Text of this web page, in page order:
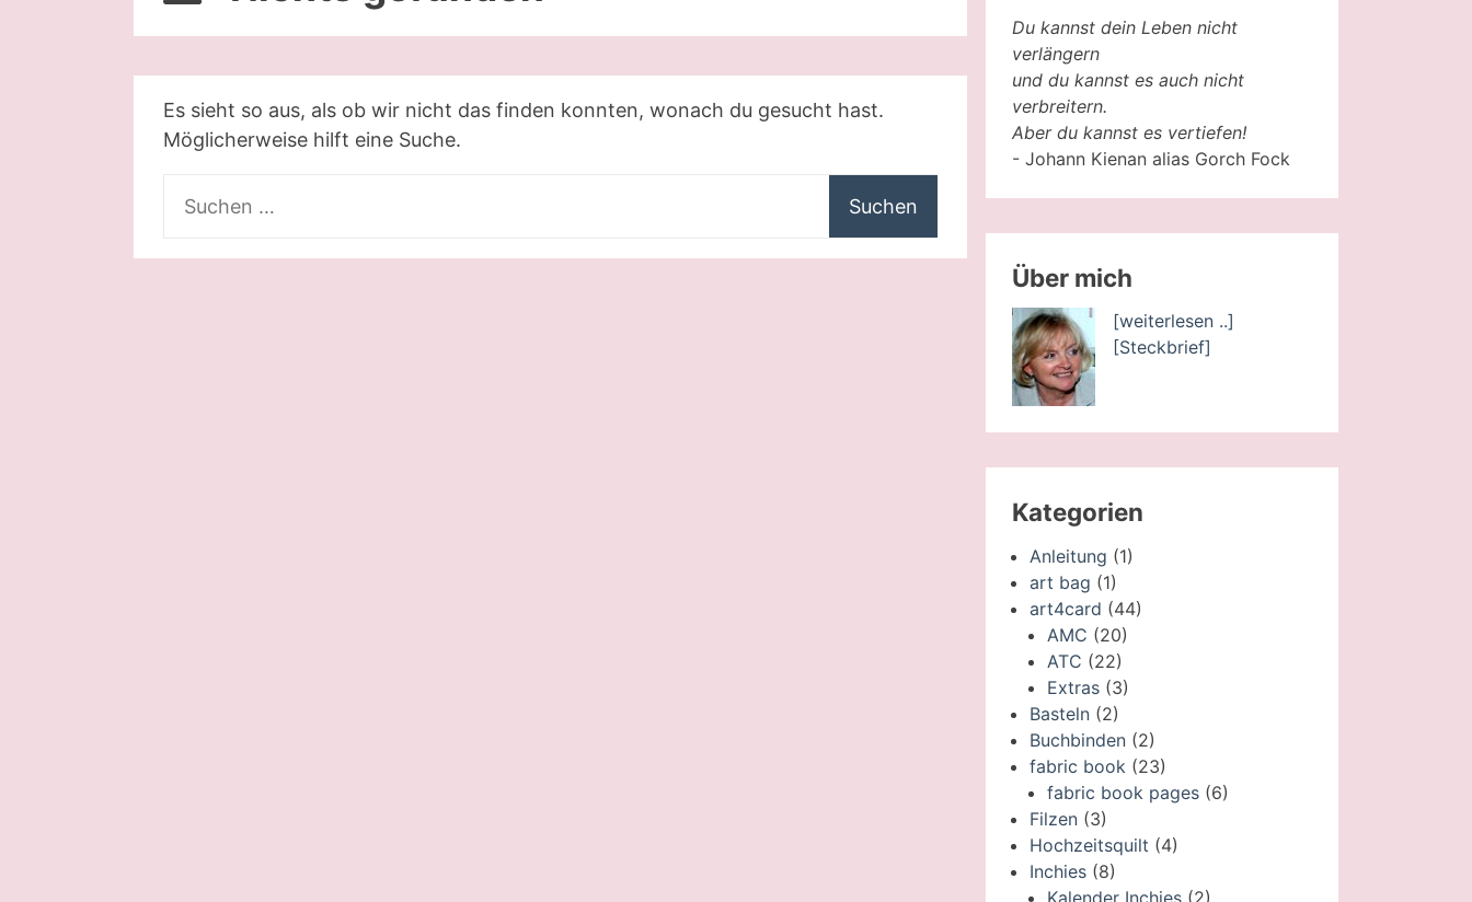
Es sieht so aus, als ob wir nicht das finden konnten, wonach du gesucht hast.
Möglicherweise hilft eine Suche.
nach:
Du kannst dein Leben nicht
verlängern
und du kannst es auch nicht
verbreitern.
Aber du kannst es vertiefen!
- Johann Kienan alias Gorch Fock
Über mich
[weiterlesen ..]
[Steckbrief]
Kategorien
Anleitung (1)
art bag (1)
art4card (44)
AMC (20)
ATC (22)
Extras (3)
Basteln (2)
Buchbinden (2)
fabric book (23)
fabric book pages (6)
Filzen (3)
Hochzeitsquilt (4)
Inchies (8)
Kalender Inchies (2)